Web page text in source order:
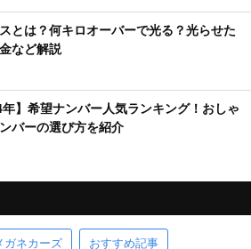
とは？何キロオーバーで光る？光らせた
など解説
年】希望ナンバー人気ランキング！おしゃ
バーの選び方を紹介
ガネカーズ おすすめ記事